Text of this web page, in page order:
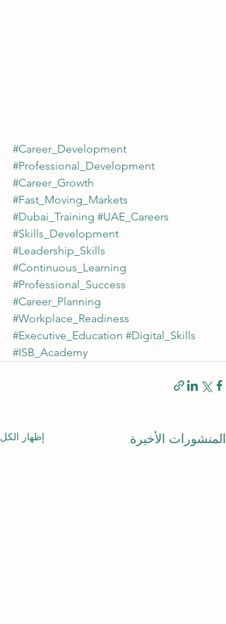
#Career_Development
#Professional_Development
#Career_Growth
#Fast_Moving_Markets
#Dubai_Training #UAE_Careers
#Skills_Development
#Leadership_Skills
#Continuous_Learning
#Professional_Success
#Career_Planning
#Workplace_Readiness
#Executive_Education #Digital_Skills
#ISB_Academy
المنشورات الأخيرة إظهار الكل